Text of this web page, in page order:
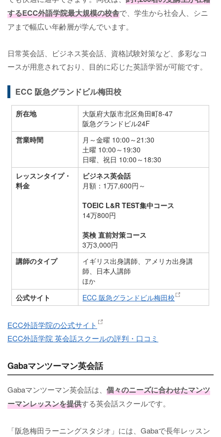
するECC外語学院最大規模の校舎で、学生から社会人、シニ
アまで幅広い年齢層が学んでいます。
日常英会話、ビジネス英会話、資格試験対策など、多彩なコ
ースが用意されており、目的に応じた英語学習が可能です。
ECC 阪急グランドビル梅田校
所在地
大阪府大阪市北区角田町8-47
阪急グランドビル24F
営業時間
月～金曜 10:00～21:30
土曜 10:00～19:30
日曜、祝日 10:00～18:30
レッスンタイプ・
料金
ビジネス英会話
月額：1万7,600円～
TOEIC L&R TEST集中コース
14万800円
英検 直前対策コース
3万3,000円
講師のタイプ
イギリス出身講師、アメリカ出身講
師、日本人講師
ほか
公式サイト ECC 阪急グランドビル梅田校
ECC外語学院の公式サイト
ECC外語学院 英会話スクールの評判・口コミ
Gabaマンツーマン英会話
Gabaマンツーマン英会話は、 個々のニーズに合わせたマンツ
ーマンレッスンを提供する英会話スクールです。
「阪急梅田ラーニングスタジオ」には、Gabaで長年レッスン